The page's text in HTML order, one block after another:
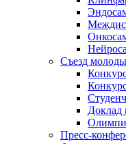
Съезд
Доклад
Пресс-